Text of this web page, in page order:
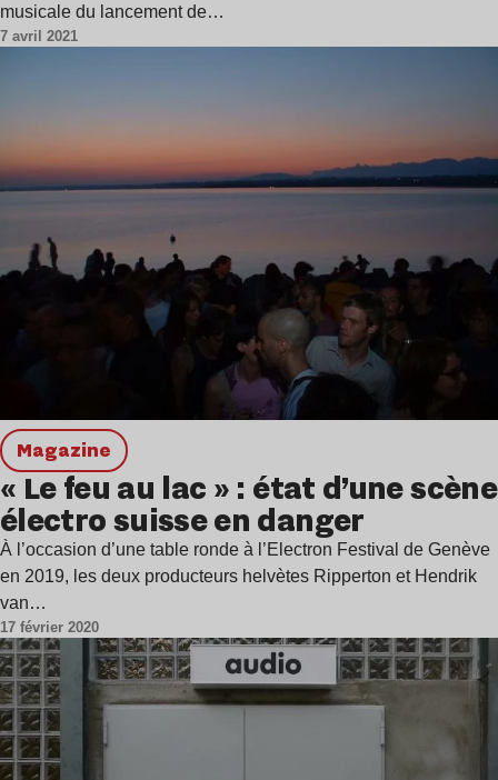
musicale du lancement de…
7 avril 2021
magazine
« Le feu au lac » : état d’une scène
électro suisse en danger
À l’occasion d’une table ronde à l’Electron Festival de Genève
en 2019, les deux producteurs helvètes Ripperton et Hendrik
van…
17 février 2020